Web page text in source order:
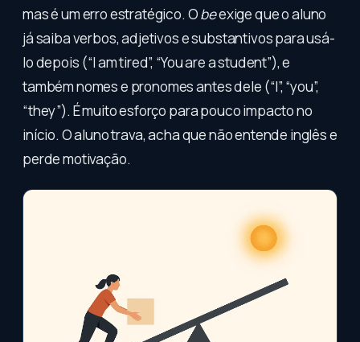
mas é um erro estratégico. Obeexige que o aluno
já saiba verbos, adjetivos e substantivos para usá-
lo depois (“I am tired”, “You are a student”), e
também nomes e pronomes antes dele (“I”, “you”,
“they”). É muito esforço para pouco impacto no
início. O aluno trava, acha que não entende inglês e
perde motivação.